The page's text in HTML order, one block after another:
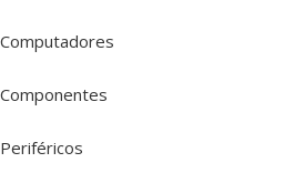
Computadores
Componentes
Periféricos